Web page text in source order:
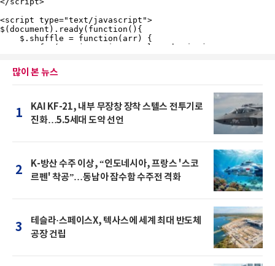
많이 본 뉴스
1
KAI KF-21, 내부 무장창 장착 스텔스 전투기로
진화…5.5세대 도약 선언
2
K-방산 수주 이상, “인도네시아, 프랑스 '스코
르펜' 착공”…동남아 잠수함 수주전 격화
3
테슬라·스페이스X, 텍사스에 세계 최대 반도체
공장 건립